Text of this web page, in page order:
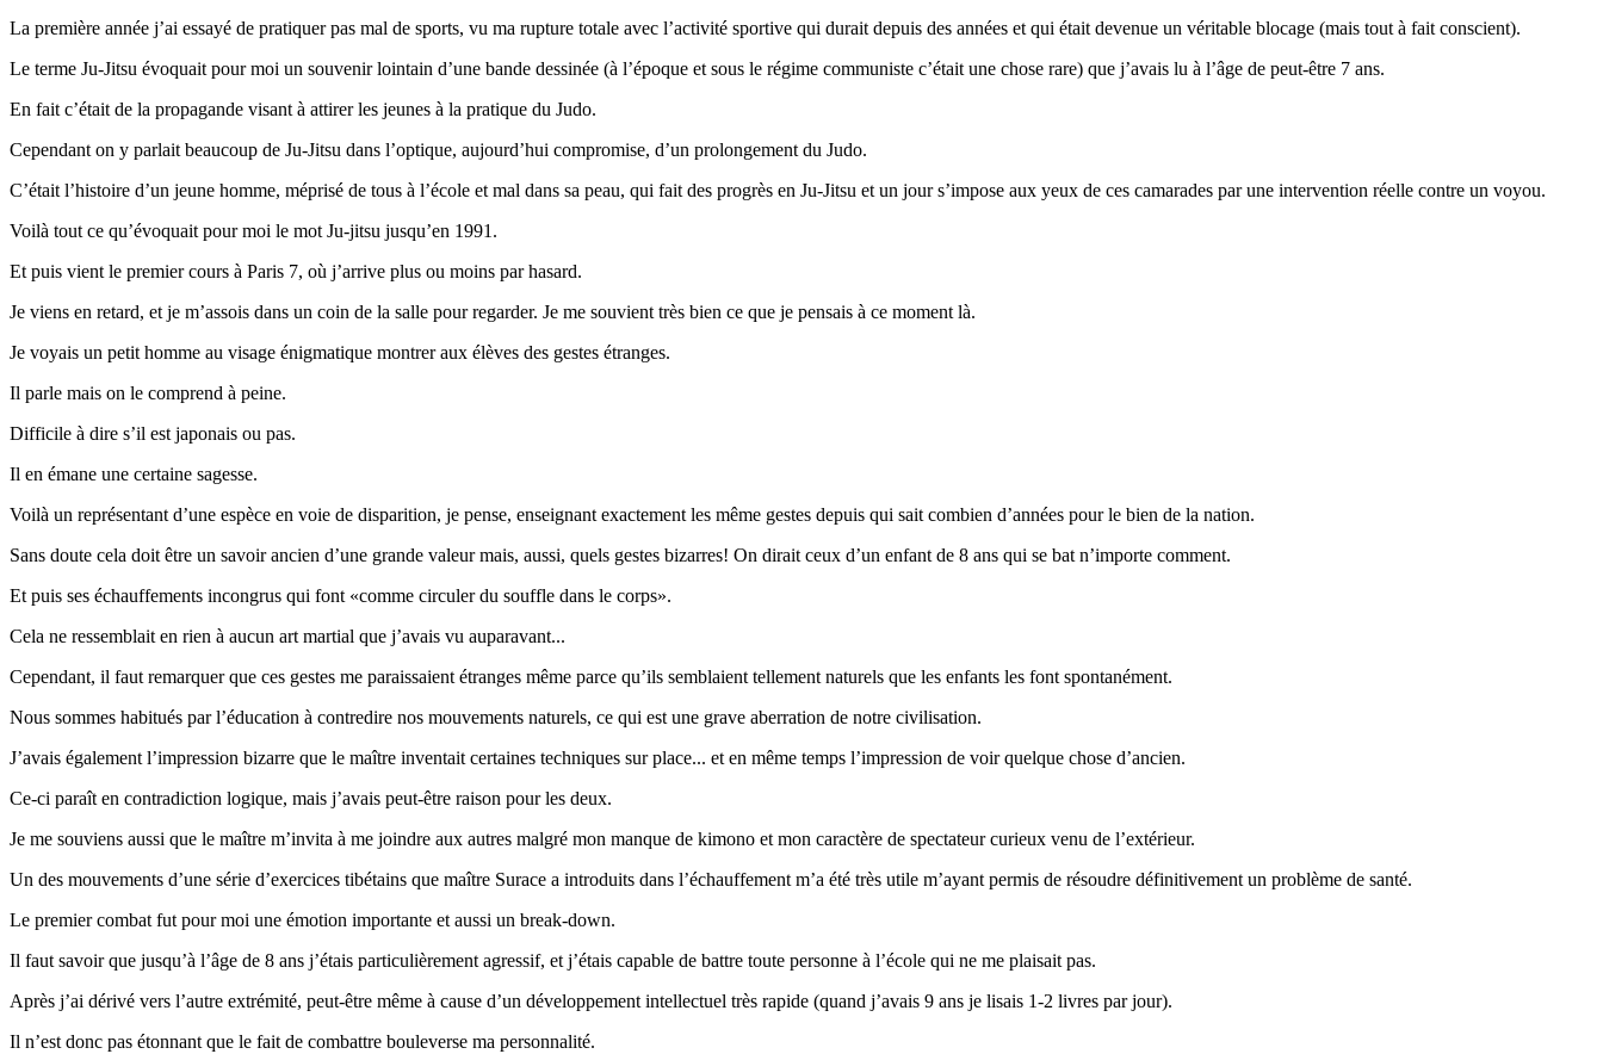
La première année j’ai essayé de pratiquer pas mal de sports, vu ma rupture totale avec l’activité sportive qui durait depuis des années et qui était devenue un véritable blocage (mais tout à fait conscient).
Le terme Ju-Jitsu évoquait pour moi un souvenir lointain d’une bande dessinée (à l’époque et sous le régime communiste c’était une chose rare) que j’avais lu à l’âge de peut-être 7 ans.
En fait c’était de la propagande visant à attirer les jeunes à la pratique du Judo.
Cependant on y parlait beaucoup de Ju-Jitsu dans l’optique, aujourd’hui compromise, d’un prolongement du Judo.
C’était l’histoire d’un jeune homme, méprisé de tous à l’école et mal dans sa peau, qui fait des progrès en Ju-Jitsu et un jour s’impose aux yeux de ces camarades par une intervention réelle contre un voyou.
Voilà tout ce qu’évoquait pour moi le mot Ju-jitsu jusqu’en 1991.
Et puis vient le premier cours à Paris 7, où j’arrive plus ou moins par hasard.
Je viens en retard, et je m’assois dans un coin de la salle pour regarder. Je me souvient très bien ce que je pensais à ce moment là.
Je voyais un petit homme au visage énigmatique montrer aux élèves des gestes étranges.
Il parle mais on le comprend à peine.
Difficile à dire s’il est japonais ou pas.
Il en émane une certaine sagesse.
Voilà un représentant d’une espèce en voie de disparition, je pense, enseignant exactement les même gestes depuis qui sait combien d’années pour le bien de la nation.
Sans doute cela doit être un savoir ancien d’une grande valeur mais, aussi, quels gestes bizarres! On dirait ceux d’un enfant de 8 ans qui se bat n’importe comment.
Et puis ses échauffements incongrus qui font «comme circuler du souffle dans le corps».
Cela ne ressemblait en rien à aucun art martial que j’avais vu auparavant...
Cependant, il faut remarquer que ces gestes me paraissaient étranges même parce qu’ils semblaient tellement naturels que les enfants les font spontanément.
Nous sommes habitués par l’éducation à contredire nos mouvements naturels, ce qui est une grave aberration de notre civilisation.
J’avais également l’impression bizarre que le maître inventait certaines techniques sur place... et en même temps l’impression de voir quelque chose d’ancien.
Ce-ci paraît en contradiction logique, mais j’avais peut-être raison pour les deux.
Je me souviens aussi que le maître m’invita à me joindre aux autres malgré mon manque de kimono et mon caractère de spectateur curieux venu de l’extérieur.
Un des mouvements d’une série d’exercices tibétains que maître Surace a introduits dans l’échauffement m’a été très utile m’ayant permis de résoudre définitivement un problème de santé.
Le premier combat fut pour moi une émotion importante et aussi un break-down.
Il faut savoir que jusqu’à l’âge de 8 ans j’étais particulièrement agressif, et j’étais capable de battre toute personne à l’école qui ne me plaisait pas.
Après j’ai dérivé vers l’autre extrémité, peut-être même à cause d’un développement intellectuel très rapide (quand j’avais 9 ans je lisais 1-2 livres par jour).
Il n’est donc pas étonnant que le fait de combattre bouleverse ma personnalité.